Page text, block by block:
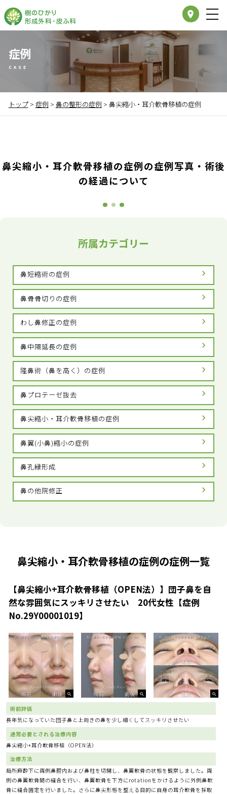
place
症例
CASE
トップ> 症例 > 鼻の整形の症例 > 鼻尖縮小・耳介軟骨移植の症例
鼻尖縮小・耳介軟骨移植の症例の症例写真・術後
の経過について
所属カテゴリー
鼻短縮術の症例
鼻骨骨切りの症例
わし鼻修正の症例
鼻中隔延長の症例
隆鼻術（鼻を高く）の症例
鼻プロテーゼ抜去
鼻尖縮小・耳介軟骨移植の症例
鼻翼(小鼻)縮小の症例
鼻孔縁形成
鼻の他院修正
鼻尖縮小・耳介軟骨移植の症例の症例一覧
【鼻尖縮小+耳介軟骨移植（OPEN法）】団子鼻を自
然な雰囲気にスッキリさせたい 20代女性【症例
No.29Y00001019】
術前評価
長年気になっていた団子鼻と上向きの鼻を少し細くしてスッキリさせたい
通常必要とされる治療内容
鼻尖縮小+耳介軟骨移植（OPEN法）
治療方法
局所麻酔下に両側鼻腔内および鼻柱を切開し、鼻翼軟骨の状態を観察しました。両
側の鼻翼軟骨間の縫合を行い、鼻翼軟骨を下方にrotationをかけるように外側鼻軟
骨に縫合固定を行いました。さらに鼻尖形態を整える目的に自身の耳介軟骨を採取